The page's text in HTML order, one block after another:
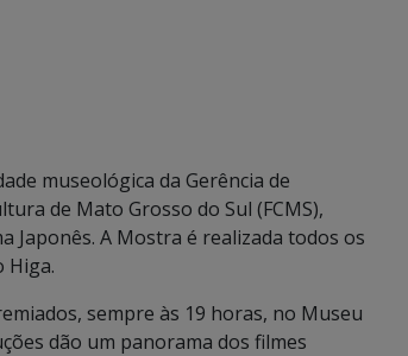
museológica da Gerência de
de Mato Grosso do Sul (FCMS),
Japonês. A Mostra é realizada todos os
Higa.
sempre às 19 horas, no Museu
dão um panorama dos filmes